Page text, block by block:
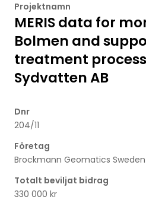
Projektnamn
MERIS data for
Bolmen and
treatment
Sydvatten AB
Dnr
204/11
Företag
Brockmann Geomatics Sweden
Totalt beviljat bidrag
330 000 kr